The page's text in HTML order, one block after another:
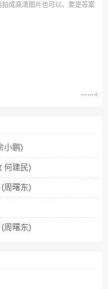
成高清图片也可以。要是答案
小鹏)
何建民)
周曙东)
周曙东)